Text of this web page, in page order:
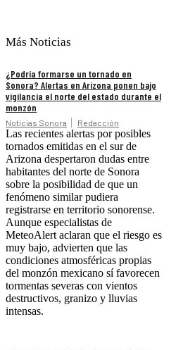
Más Noticias
¿Podría formarse un tornado en
Sonora? Alertas en Arizona ponen bajo
vigilancia el norte del estado durante el
monzón
Noticias Sonora Redacción
Las recientes alertas por posibles
tornados emitidas en el sur de
Arizona despertaron dudas entre
habitantes del norte de Sonora
sobre la posibilidad de que un
fenómeno similar pudiera
registrarse en territorio sonorense.
Aunque especialistas de
MeteoAlert aclaran que el riesgo es
muy bajo, advierten que las
condiciones atmosféricas propias
del monzón mexicano sí favorecen
tormentas severas con vientos
destructivos, granizo y lluvias
intensas.